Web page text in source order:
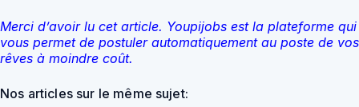
Merci d’avoir lu cet article. Youpijobs est la plateforme qui
vous permet de postuler automatiquement au poste de vos
rêves à moindre coût.
Nos articles sur le même sujet: